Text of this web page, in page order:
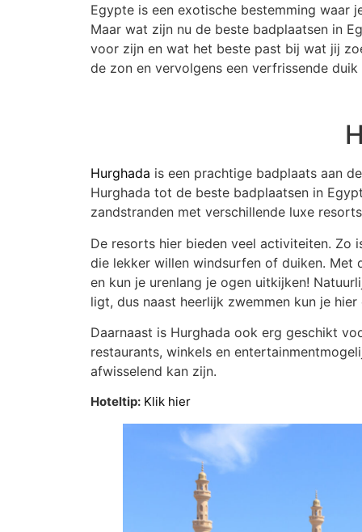
Egypte is een exotische bestemming waar
Maar wat zijn nu de beste badplaatsen in
voor zijn en wat het beste past bij wat jij
de zon en vervolgens een verfrissende
Hurghada is een prachtige badplaats aan
Hurghada tot de beste badplaatsen in
zandstranden met verschillende luxe
De resorts hier bieden veel activiteiten.
die lekker willen windsurfen of duiken.
en kun je urenlang je ogen uitkijken!
ligt, dus naast heerlijk zwemmen kun je
Daarnaast is Hurghada ook erg geschikt
restaurants, winkels en
afwisselend kan zijn.
Hoteltip: Klik hier